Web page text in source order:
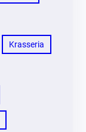
Krasseria